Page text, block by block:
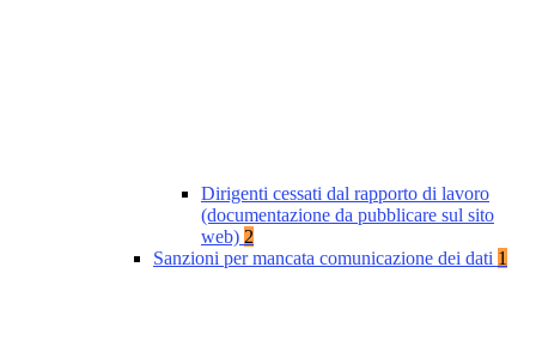
Dirigenti cessati dal rapporto di lavoro
(documentazione da pubblicare sul sito
web) 2
Sanzioni per mancata comunicazione dei dati 1